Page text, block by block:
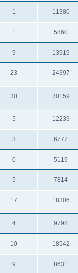
1 11380
1 5860
9 13919
23 24397
30 30159
5 12239
3 6777
0 5119
5 7814
17 18306
4 9798
10 18542
9 8631